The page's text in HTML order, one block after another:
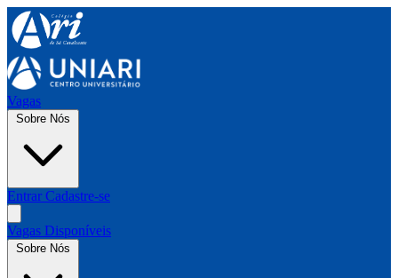
Vagas
Sobre Nós
Entrar Cadastre-se
Vagas Disponíveis
Sobre Nós